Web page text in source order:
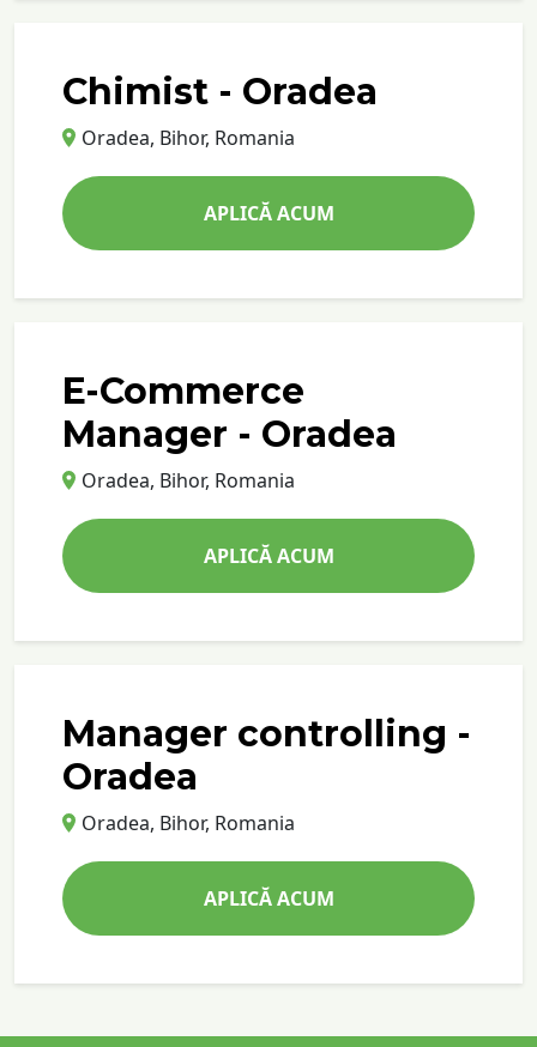
Chimist - Oradea
Oradea, Bihor, Romania
APLICĂ ACUM
E-Commerce
Manager - Oradea
Oradea, Bihor, Romania
APLICĂ ACUM
Manager controlling -
Oradea
Oradea, Bihor, Romania
APLICĂ ACUM